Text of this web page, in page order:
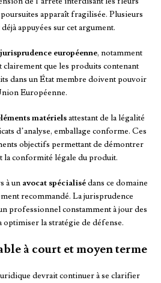
apparaît fragilisée. Plusieurs
appuyées sur cet argument.
jurisprudence européenne, notamment
clairement que les produits contenant
dans un État membre doivent pouvoir
Européenne.
matérielsattestant de la légalité
d’analyse, emballage conforme. Ces
objectifs permettant de démontrer
la conformité légale du produit.
à un avocat spécialisédans ce domaine
recommandé. La jurisprudence
professionnel constamment à jour des
la stratégie de défense.
à court et moyen terme
devrait continuer à se clarifier